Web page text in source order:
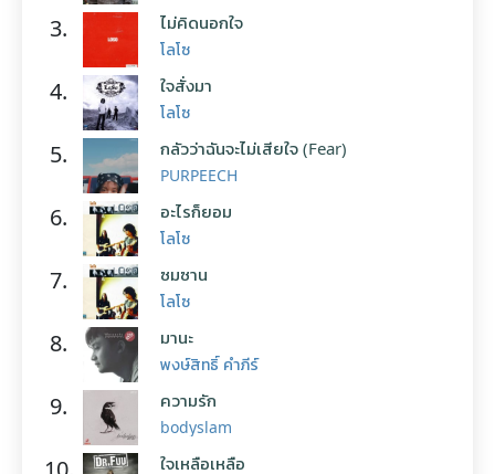
3. ไม่คิดนอกใจ
โลโซ
4. ใจสั่งมา
โลโซ
5. กลัวว่าฉันจะไม่เสียใจ (Fear)
PURPEECH
6. อะไรก็ยอม
โลโซ
7. ซมซาน
โลโซ
8. มานะ
พงษ์สิทธิ์ คำภีร์
9. ความรัก
bodyslam
ใจเหลือเหลือ